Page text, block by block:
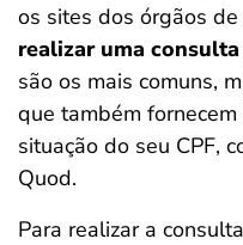
os sites dos órgãos
realizar uma
são os mais comuns,
que também
situação do seu CPF,
Quod.
Para realizar a